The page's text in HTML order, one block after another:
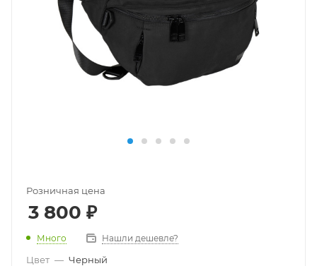
Розничная цена
3 800 ₽
Много Нашли дешевле?
Цвет — Черный